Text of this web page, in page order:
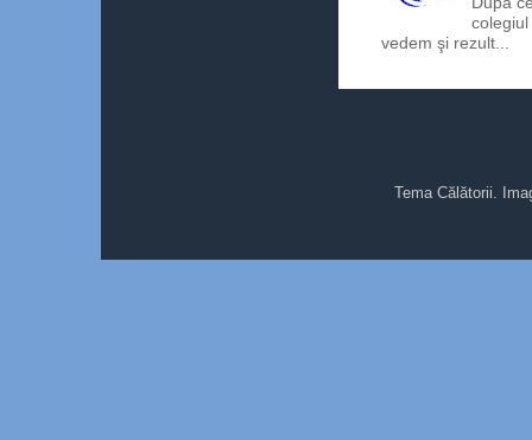
vedem şi rezult...
Tema Călătorii.